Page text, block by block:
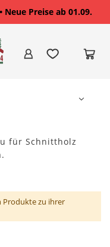
Preise ab 01.09.
für Schnittholz
Produkte zu ihrer